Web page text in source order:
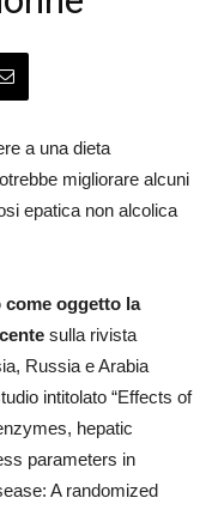
a una dieta
migliorare alcuni
epatica non alcolica
oggetto la
sulla rivista
Russia e Arabia
intitolato “Effects of
hepatic
parameters in
A randomized